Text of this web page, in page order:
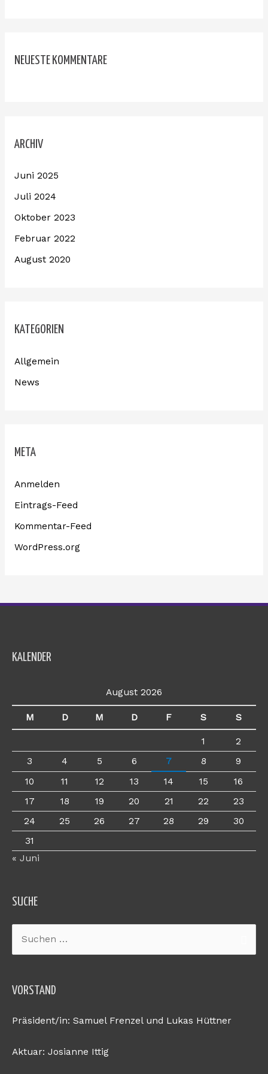
NEUESTE KOMMENTARE
ARCHIV
Juni 2025
Juli 2024
Oktober 2023
Februar 2022
August 2020
KATEGORIEN
Allgemein
News
META
Anmelden
Eintrags-Feed
Kommentar-Feed
WordPress.org
KALENDER
August 2026
M D M D F S S
1
2
3
4 5 6 7 8
9
10
11 12 13 14 15
16
17
18 19 20 21 22
23
24
25 26 27 28 29
30
31
« Juni
SUCHE
Suchen
nach:
VORSTAND
Präsident/in: Samuel Frenzel und Lukas Hüttner
Aktuar: Josianne Ittig